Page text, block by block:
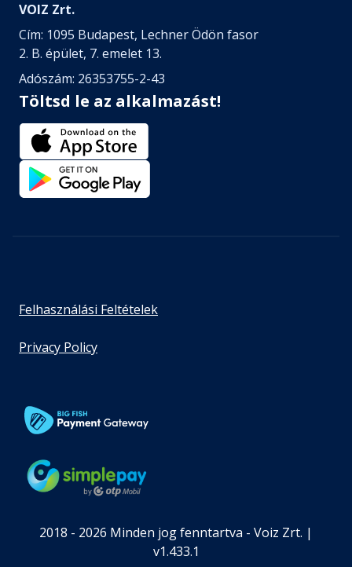
VOIZ Zrt.
Cím: 1095 Budapest, Lechner Ödön fasor
2. B. épület, 7. emelet 13.
Adószám: 26353755-2-43
Töltsd le az alkalmazást!
Felhasználási Feltételek
Privacy Policy
2018 - 2026 Minden jog fenntartva - Voiz Zrt. |
v1.433.1